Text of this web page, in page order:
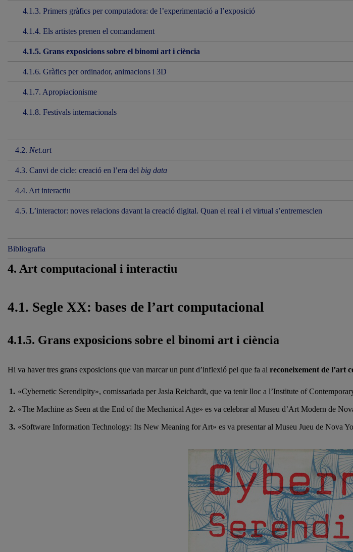
4.1.3. Primers gràfics per computadora: de l’experimentació a l’exposició
4.1.4. Els artistes prenen el comandament
4.1.5. Grans exposicions sobre el binomi art i ciència
4.1.6. Gràfics per ordinador, animacions i 3D
4.1.7. Apropiacionisme
4.1.8. Festivals internacionals
4.2. Net.art
4.3. Canvi de cicle: creació en l’era del big data
4.4. Art interactiu
4.5. L’interactor: noves relacions davant la creació digital. Quan el real i el virtual s’entremesclen
Bibliografia
4. Art computacional i interactiu
4.1. Segle XX: bases de l’art computacional
4.1.5. Grans exposicions sobre el binomi art i ciència
Hi va haver tres grans exposicions que van marcar un punt d’inflexió pel que fa al reconeixement de l’art
«Cybernetic Serendipity», comissariada per Jasia Reichardt, que va tenir lloc a l’Institute of
«The Machine as Seen at the End of the Mechanical Age» es va celebrar al Museu d’Art Modern de
«Software Information Technology: Its New Meaning for Art» es va presentar al Museu Jueu de Nova